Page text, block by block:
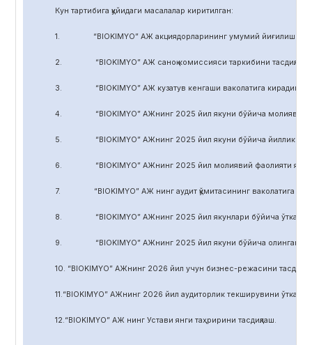
Кун тартибига қуйидаги масалалар киритилган:
1. “BIOKIMYO” АЖ акциядорларининг умумий йиғилиши
2. “BIOKIMYO” АЖ саноқ комиссияси таркибини тасдиқлаш.
3. “BIOKIMYO” АЖ кузатув кенгаши ваколатига кирадиган
4. “BIOKIMYO” АЖнинг 2025 йил якуни бўйича молиявий-
5. “BIOKIMYO” АЖнинг 2025 йил якуни бўйича йиллик
6. “BIOKIMYO” АЖнинг 2025 йил молиявий фаолияти якуни
7. “BIOKIMYO” АЖ нинг аудит қўмитасининг ваколатига
8. “BIOKIMYO” АЖнинг 2025 йил якунлари бўйича
9. “BIOKIMYO” АЖнинг 2025 йил якуни бўйича олинган соф
10. “BIOKIMYO” АЖнинг 2026 йил учун бизнес-режасини
11.“BIOKIMYO” АЖнинг 2026 йил аудиторлик текширувини
12.“BIOKIMYO” АЖ нинг Устави янги таҳририни тасдиқлаш.